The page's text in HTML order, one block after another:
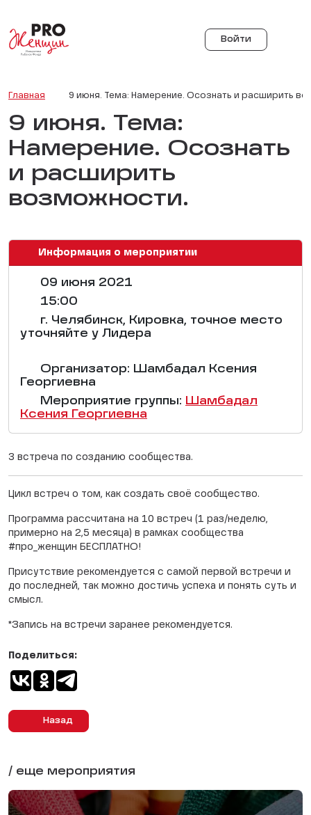
Войти
Главная 9 июня. Тема: Намерение. Осознать и расширить
9 июня. Тема:
Намерение. Осознать
и расширить
возможности.
Информация о мероприятии
09 июня 2021
15:00
г. Челябинск, Кировка, точное место
уточняйте у Лидера
Организатор: Шамбадал Ксения
Георгиевна
Мероприятие группы: Шамбадал
Ксения Георгиевна
3 встреча по созданию сообщества.
Цикл встреч о том, как создать своё сообщество.
Программа рассчитана на 10 встреч (1 раз/неделю,
примерно на 2,5 месяца) в рамках сообщества
#про_женщин БЕСПЛАТНО!
Присутствие рекомендуется с самой первой встречи и
до последней, так можно достичь успеха и понять суть и
смысл.
*Запись на встречи заранее рекомендуется.
Назад
Поделиться:
/ еще мероприятия